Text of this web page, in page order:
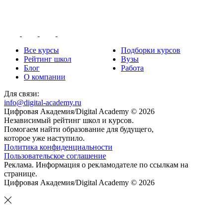
Все курсы
Подборки курсов
Рейтинг школ
Вузы
Блог
Работа
О компании
Для связи:
info@digital-academy.ru
Цифровая Академия/Digital Academy © 2026
Независимый рейтинг школ и курсов.
Помогаем найти образование для будущего,
которое уже наступило.
Политика конфиденциальности
Пользовательское соглашение
Реклама. Информация о рекламодателе по ссылкам на
странице.
Цифровая Академия/Digital Academy © 2026